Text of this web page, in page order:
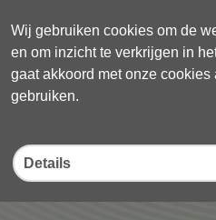
Wij gebruiken cookies om de
en om inzicht te verkrijgen in
gaat akkoord met onze
gebruiken.
Details
Deel deze pagina